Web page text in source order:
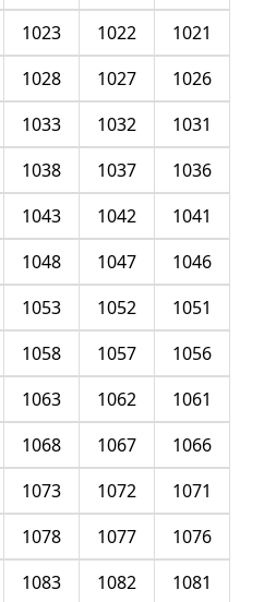
1021
1022
1023
1026
1027
1028
1031
1032
1033
1036
1037
1038
1041
1042
1043
1046
1047
1048
1051
1052
1053
1056
1057
1058
1061
1062
1063
1066
1067
1068
1071
1072
1073
1076
1077
1078
1081
1082
1083